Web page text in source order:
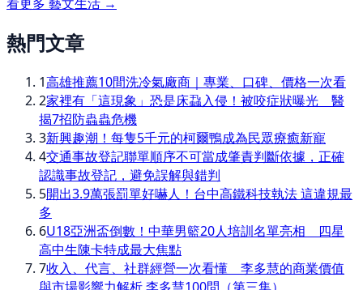
熱門文章
1高雄推薦10間洗冷氣廠商｜專業、口碑、價格一次看
2家裡有「這現象」恐是床蝨入侵！被咬症狀曝光 醫
揭7招防蟲蟲危機
3新興趣潮！每隻5千元的柯爾鴨成為民眾療癒新寵
4交通事故登記聯單順序不可當成肇責判斷依據，正確
認識事故登記，避免誤解與錯判
5開出3.9萬張罰單好嚇人！台中高鐵科技執法 這違規最
多
6U18亞洲盃倒數！中華男籃20人培訓名單亮相 四星
高中生陳卡特成最大焦點
7收入、代言、社群經營一次看懂 李多慧的商業價值